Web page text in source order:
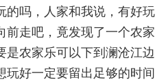
的吗，人家和我说，有好玩
前走吧，竟发现了一个农家
是农家乐可以下到澜沧江边
玩好一定要留出足够的时间